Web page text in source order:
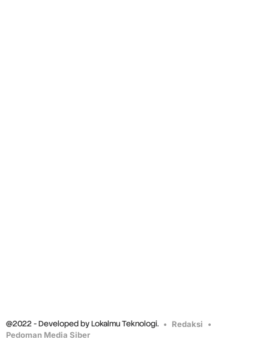
@2022 - Developed by Lokalmu Teknologi.
Redaksi
Pedoman Media Siber